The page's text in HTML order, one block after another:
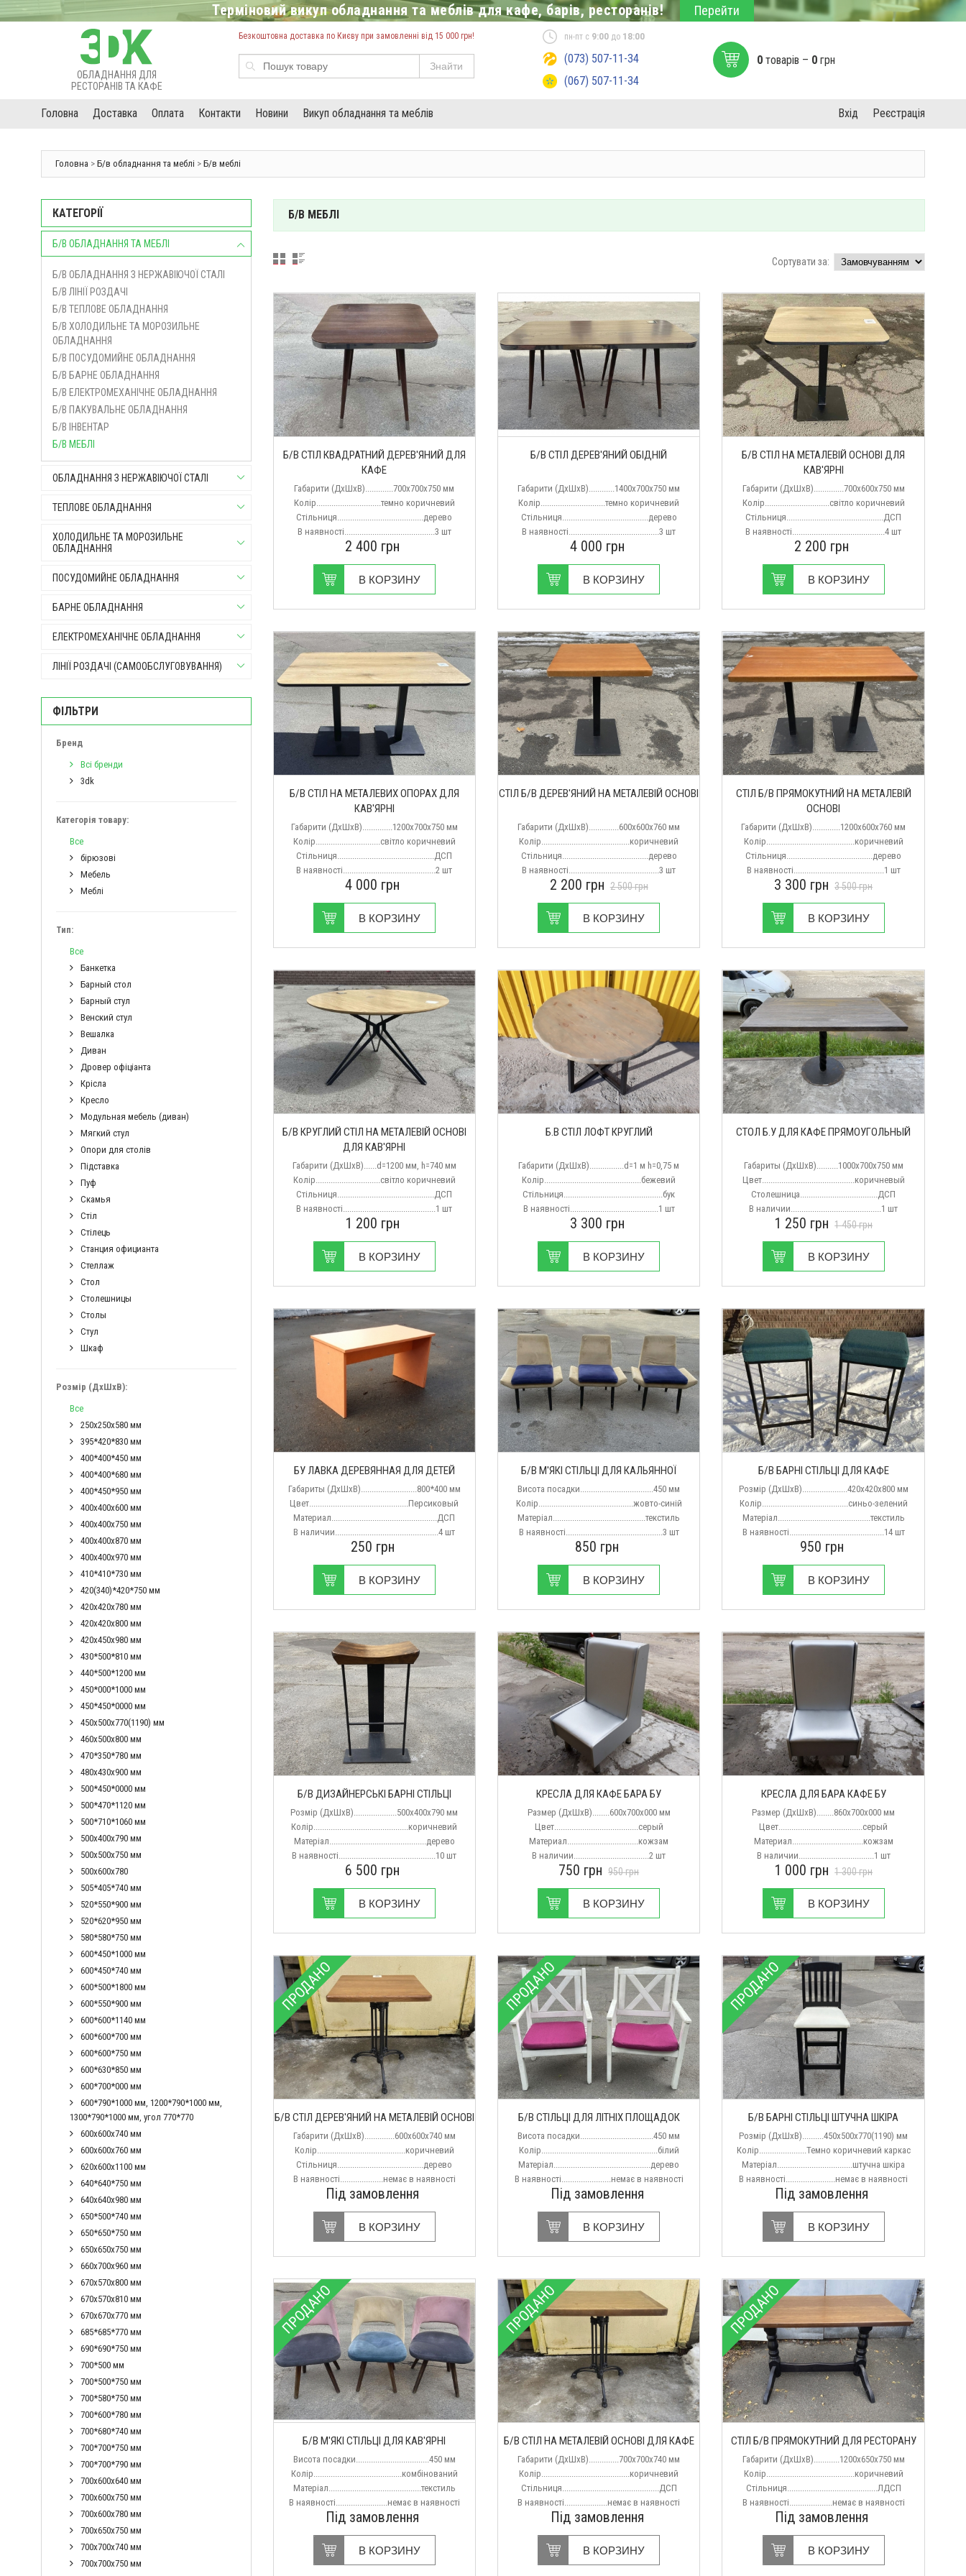
Терміновий викуп обладнання та меблів для кафе, барів, ресторанів! Перейти
ОБЛАДНАННЯ ДЛЯ
РЕСТОРАНІВ ТА КАФЕ
Безкоштовна доставка по Києву при замовленні від 15 000 грн!
Знайти
пн-пт с 9:00 до 18:00
(073) 507-11-34
(067) 507-11-34
0 товарів – 0 грн
Головна Доставка Оплата Контакти Новини Викуп обладнання та меблів Реєстрація
Вхід
Головна > Б/в обладнання та меблі > Б/в меблі
Б/В МЕБЛІ
Сортувати за:
Б/В СТІЛ КВАДРАТНИЙ ДЕРЕВ'ЯНИЙ ДЛЯ
КАФЕ
Габарити (ДхШхВ).............700х700х750 мм
Колір..............................темно коричневий
Стільниця........................................дерево
В наявності..........................................3 шт
2 400 грн
В КОРЗИНУ
Б/В СТІЛ ДЕРЕВ'ЯНИЙ ОБІДНІЙ
Габарити (ДхШхВ)............1400х700х750 мм
Колір..............................темно коричневий
Стільниця........................................дерево
В наявності..........................................3 шт
4 000 грн
В КОРЗИНУ
Б/В СТІЛ НА МЕТАЛЕВІЙ ОСНОВІ ДЛЯ
КАВ'ЯРНІ
Габарити (ДхШхВ)..............700х600х750 мм
Колір..............................світло коричневий
Стільниця.............................................ДСП
В наявності...........................................4 шт
2 200 грн
В КОРЗИНУ
Б/В СТІЛ НА МЕТАЛЕВИХ ОПОРАХ ДЛЯ
КАВ'ЯРНІ
Габарити (ДхШхВ)..............1200х700х750 мм
Колір..............................світло коричневий
Стільниця.............................................ДСП
В наявності...........................................2 шт
4 000 грн
В КОРЗИНУ
СТІЛ Б/В ДЕРЕВ'ЯНИЙ НА МЕТАЛЕВІЙ ОСНОВІ
Габарити (ДхШхВ)..............600х600х760 мм
Колір.........................................коричневий
Стільниця........................................дерево
В наявності..........................................3 шт
2 200 грн 2 500грн
В КОРЗИНУ
СТІЛ Б/В ПРЯМОКУТНИЙ НА МЕТАЛЕВІЙ
ОСНОВІ
Габарити (ДхШхВ).............1200х600х760 мм
Колір.........................................коричневий
Стільниця........................................дерево
В наявності..........................................1 шт
3 300 грн 3 500грн
В КОРЗИНУ
Б/В КРУГЛИЙ СТІЛ НА МЕТАЛЕВІЙ ОСНОВІ
ДЛЯ КАВ'ЯРНІ
Габарити (ДхШхВ)......d=1200 мм, h=740 мм
Колір..............................світло коричневий
Стільниця.............................................ДСП
В наявності...........................................1 шт
1 200 грн
В КОРЗИНУ
Б.В СТІЛ ЛОФТ КРУГЛИЙ
Габарити (ДхШхВ)................d=1 м h=0,75 м
Колір.............................................бежевий
Стільниця..............................................бук
В наявності.........................................1 шт
3 300 грн
В КОРЗИНУ
СТОЛ Б.У ДЛЯ КАФЕ ПРЯМОУГОЛЬНЫЙ
Габариты (ДхШхВ)..........1000х700х750 мм
Цвет...........................................коричневый
Столешница....................................ДСП
В наличии..........................................1 шт
1 250 грн 1 450грн
В КОРЗИНУ
БУ ЛАВКА ДЕРЕВЯННАЯ ДЛЯ ДЕТЕЙ
Габариты (ДхШхВ)..........................800*400 мм
Цвет..............................................Персиковый
Материал.................................................ДСП
В наличии................................................4 шт
250 грн
В КОРЗИНУ
Б/В М'ЯКІ СТІЛЬЦІ ДЛЯ КАЛЬЯННОЇ
Висота посадки..................................450 мм
Колір............................................жовто-синій
Матеріал...........................................текстиль
В наявності.............................................3 шт
850 грн
В КОРЗИНУ
Б/В БАРНІ СТІЛЬЦІ ДЛЯ КАФЕ
Розмір (ДхШхВ).....................420х420х800 мм
Колір........................................синьо-зелений
Матеріал...........................................текстиль
В наявності............................................14 шт
950 грн
В КОРЗИНУ
Б/В ДИЗАЙНЕРСЬКІ БАРНІ СТІЛЬЦІ
Розмір (ДхШхВ)....................500х400х790 мм
Колір............................................коричневий
Матеріал.............................................дерево
В наявності.............................................10 шт
6 500 грн
В КОРЗИНУ
КРЕСЛА ДЛЯ КАФЕ БАРА БУ
Размер (ДхШхВ)........600х700х000 мм
Цвет.......................................серый
Материал.................................кожзам
В наличии...................................2 шт
750 грн 950грн
В КОРЗИНУ
КРЕСЛА ДЛЯ БАРА КАФЕ БУ
Размер (ДхШхВ)........860х700х000 мм
Цвет.......................................серый
Материал.................................кожзам
В наличии...................................1 шт
1 000 грн 1 300грн
В КОРЗИНУ
ПРОДАНО
Б/В СТІЛ ДЕРЕВ'ЯНИЙ НА МЕТАЛЕВІЙ ОСНОВІ
Габарити (ДхШхВ)..............600х600х740 мм
Колір.........................................коричневий
Стільниця........................................дерево
В наявності....................немає в наявності
Під замовлення
В КОРЗИНУ
ПРОДАНО
Б/В СТІЛЬЦІ ДЛЯ ЛІТНІХ ПЛОЩАДОК
Висота посадки..................................450 мм
Колір......................................................білий
Матеріал.............................................дерево
В наявності.......................немає в наявності
Під замовлення
В КОРЗИНУ
ПРОДАНО
Б/В БАРНІ СТІЛЬЦІ ШТУЧНА ШКІРА
Розмір (ДхШхВ)..........450х500х770(1190) мм
Колір......................Темно коричневий каркас
Матеріал...................................штучна шкіра
В наявності.......................немає в наявності
Під замовлення
В КОРЗИНУ
ПРОДАНО
Б/В М'ЯКІ СТІЛЬЦІ ДЛЯ КАВ'ЯРНІ
Висота посадки..................................450 мм
Колір.........................................комбінований
Матеріал...........................................текстиль
В наявності........................немає в наявності
Під замовлення
В КОРЗИНУ
ПРОДАНО
Б/В СТІЛ НА МЕТАЛЕВІЙ ОСНОВІ ДЛЯ КАФЕ
Габарити (ДхШхВ)..............700х700х740 мм
Колір.........................................коричневий
Стільниця.............................................ДСП
В наявності....................немає в наявності
Під замовлення
В КОРЗИНУ
ПРОДАНО
СТІЛ Б/В ПРЯМОКУТНИЙ ДЛЯ РЕСТОРАНУ
Габарити (ДхШхВ)............1200х650х750 мм
Колір.........................................коричневий
Стільниця..........................................ЛДСП
В наявності....................немає в наявності
Під замовлення
В КОРЗИНУ
КАТЕГОРІЇ
Б/В ОБЛАДНАННЯ ТА МЕБЛІ
Б/В ОБЛАДНАННЯ З НЕРЖАВІЮЧОЇ СТАЛІ
Б/В ЛІНІЇ РОЗДАЧІ
Б/В ТЕПЛОВЕ ОБЛАДНАННЯ
Б/В ХОЛОДИЛЬНЕ ТА МОРОЗИЛЬНЕ
ОБЛАДНАННЯ
Б/В ПОСУДОМИЙНЕ ОБЛАДНАННЯ
Б/В БАРНЕ ОБЛАДНАННЯ
Б/В ЕЛЕКТРОМЕХАНІЧНЕ ОБЛАДНАННЯ
Б/В ПАКУВАЛЬНЕ ОБЛАДНАННЯ
Б/В ІНВЕНТАР
Б/В МЕБЛІ
ОБЛАДНАННЯ З НЕРЖАВІЮЧОЇ СТАЛІ
ТЕПЛОВЕ ОБЛАДНАННЯ
ХОЛОДИЛЬНЕ ТА МОРОЗИЛЬНЕ
ОБЛАДНАННЯ
ПОСУДОМИЙНЕ ОБЛАДНАННЯ
БАРНЕ ОБЛАДНАННЯ
ЕЛЕКТРОМЕХАНІЧНЕ ОБЛАДНАННЯ
ЛІНІЇ РОЗДАЧІ (САМООБСЛУГОВУВАННЯ)
ФІЛЬТРИ
Бренд
Всі бренди
3dk
Категорія товару:
Все
бірюзові
Мебель
Меблі
Тип:
Все
Банкетка
Барный стол
Барный стул
Венский стул
Вешалка
Диван
Дровер офіціанта
Крісла
Кресло
Модульная мебель (диван)
Мягкий стул
Опори для столів
Підставка
Пуф
Скамья
Стіл
Стілець
Станция официанта
Стеллаж
Стол
Столешницы
Столы
Стул
Шкаф
Розмір (ДхШхВ):
Все
250х250х580 мм
395*420*830 мм
400*400*450 мм
400*400*680 мм
400*450*950 мм
400х400х600 мм
400х400х750 мм
400х400х870 мм
400х400х970 мм
410*410*730 мм
420(340)*420*750 мм
420х420х780 мм
420х420х800 мм
420х450х980 мм
430*500*810 мм
440*500*1200 мм
450*000*1000 мм
450*450*0000 мм
450х500х770(1190) мм
460х500х800 мм
470*350*780 мм
480х430х900 мм
500*450*0000 мм
500*470*1120 мм
500*710*1060 мм
500х400х790 мм
500х500х750 мм
500х600х780
505*405*740 мм
520*550*900 мм
520*620*950 мм
580*580*750 мм
600*450*1000 мм
600*450*740 мм
600*500*1800 мм
600*550*900 мм
600*600*1140 мм
600*600*700 мм
600*600*750 мм
600*630*850 мм
600*700*000 мм
600*790*1000 мм, 1200*790*1000 мм,
1300*790*1000 мм, угол 770*770
600х600х740 мм
600х600х760 мм
620х600х1100 мм
640*640*750 мм
640х640х980 мм
650*500*740 мм
650*650*750 мм
650х650х750 мм
660х700х960 мм
670х570х800 мм
670х570х810 мм
670х670х770 мм
685*685*770 мм
690*690*750 мм
700*500 мм
700*500*750 мм
700*580*750 мм
700*600*780 мм
700*680*740 мм
700*700*750 мм
700*700*790 мм
700х600х640 мм
700х600х750 мм
700х600х780 мм
700х650х750 мм
700х700х740 мм
700х700х750 мм